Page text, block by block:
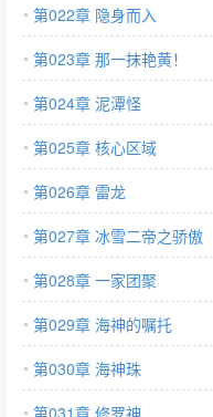
第022章 隐身而入
第023章 那一抹艳黄！
第024章 泥潭怪
第025章 核心区域
第026章 雷龙
第027章 冰雪二帝之骄傲
第028章 一家团聚
第029章 海神的嘱托
第030章 海神珠
第031章 修罗神